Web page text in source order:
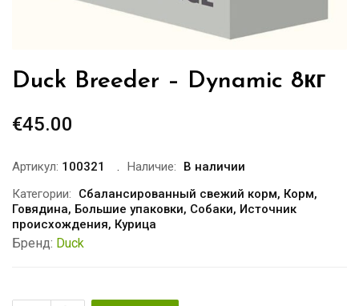
Duck Breeder – Dynamic 8кг
€45.00
Артикул: 100321 Наличие:
В наличии
Категории:
Сбалансированный свежий корм, Корм,
Говядина, Большие упаковки, Собаки, Источник
происхождения, Курица
Бренд: Duck